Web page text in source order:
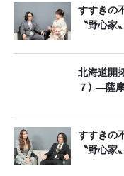
すすきの
〝野心家
北海道開
７） ―薩
すすきの
〝野心家